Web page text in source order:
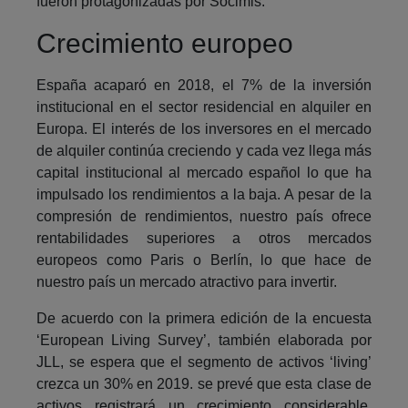
Crecimiento europeo
España acaparó en 2018, el 7% de la inversión
institucional en el sector residencial en alquiler en
Europa. El interés de los inversores en el mercado
de alquiler continúa creciendo y cada vez llega más
capital institucional al mercado español lo que ha
impulsado los rendimientos a la baja. A pesar de la
compresión de rendimientos, nuestro país ofrece
rentabilidades superiores a otros mercados
europeos como Paris o Berlín, lo que hace de
nuestro país un mercado atractivo para invertir.
De acuerdo con la primera edición de la encuesta
‘European Living Survey’, también elaborada por
JLL, se espera que el segmento de activos ‘living’
crezca un 30% en 2019. se prevé que esta clase de